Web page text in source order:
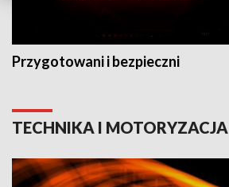
Przygotowani i bezpieczni
TECHNIKA I MOTORYZACJA